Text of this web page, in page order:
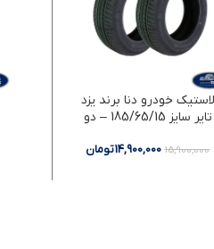
لاستیک خودرو دنا برند یزد
تایر سایز 185/65/15 – دو
15,900,000
14,900,000تومان